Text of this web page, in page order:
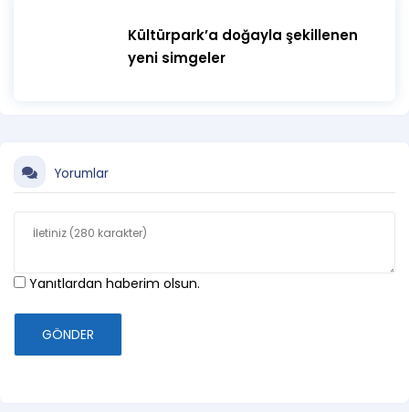
Kültürpark’a doğayla şekillenen
yeni simgeler
Yorumlar
Yanıtlardan haberim olsun.
GÖNDER